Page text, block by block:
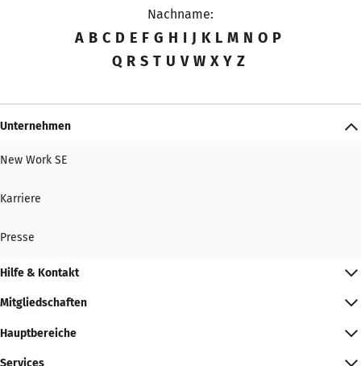
Nachname:
A B C D E F G H I J K L M N O P
Q R S T U V W X Y Z
Unternehmen
New Work SE
Karriere
Presse
Hilfe & Kontakt
Mitgliedschaften
Hauptbereiche
Services